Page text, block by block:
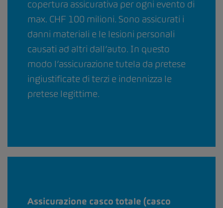
copertura assicurativa per ogni evento di
max. CHF 100 milioni. Sono assicurati i
danni materiali e le lesioni personali
causati ad altri dall’auto. In questo
modo l’assicurazione tutela da pretese
ingiustificate di terzi e indennizza le
pretese legittime.
Assicurazione casco totale (casco